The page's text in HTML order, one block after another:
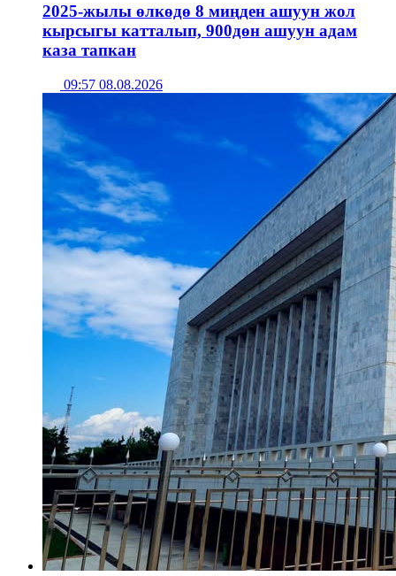
2025-жылы өлкөдө 8 миңден ашуун жол
кырсыгы катталып, 900дөн ашуун адам
каза тапкан
09:57 08.08.2026